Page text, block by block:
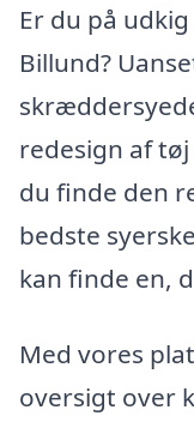
Er du på
Billund?
redesign af
du finde den
bedste
kan finde en,
Med vores
oversigt over